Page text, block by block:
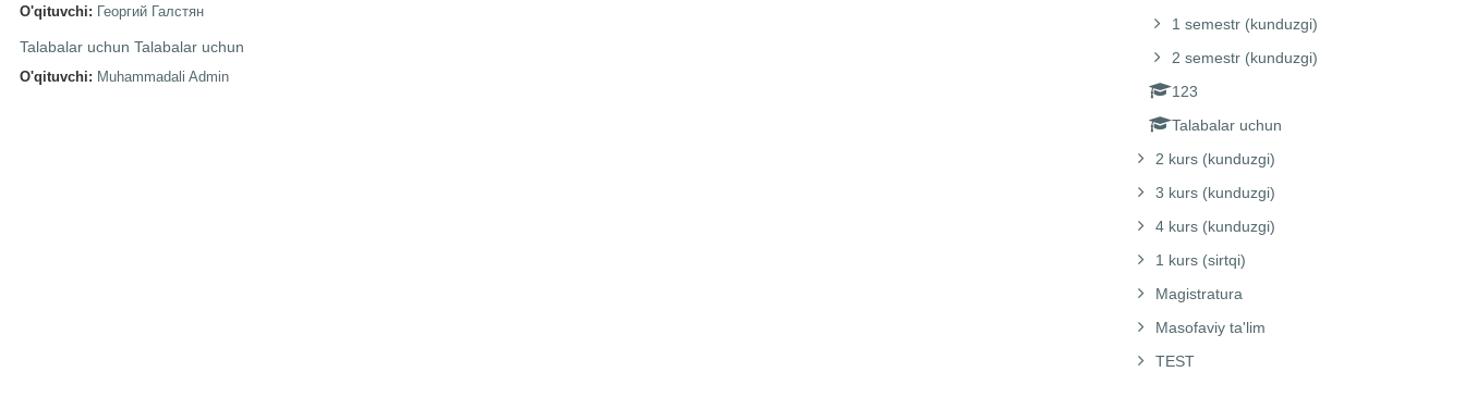
O'qituvchi: Георгий Галстян
Talabalar uchun Talabalar uchun
O'qituvchi: Muhammadali Admin
1 semestr (kunduzgi)
2 semestr (kunduzgi)
123
Talabalar uchun
2 kurs (kunduzgi)
3 kurs (kunduzgi)
4 kurs (kunduzgi)
1 kurs (sirtqi)
Magistratura
Masofaviy ta'lim
TEST